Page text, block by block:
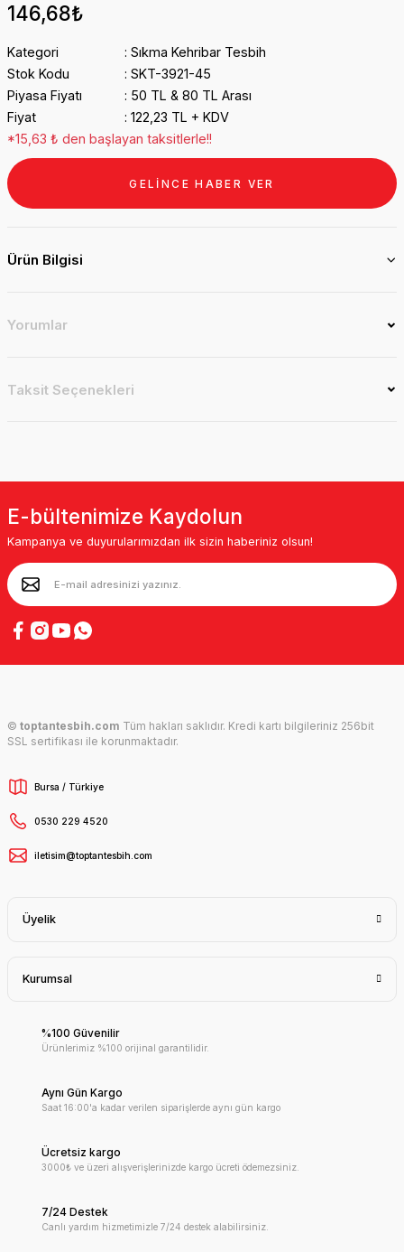
146,68₺
Kategori
Sıkma Kehribar Tesbih
Stok Kodu
SKT-3921-45
Piyasa Fiyatı
50 TL & 80 TL Arası
Fiyat
122,23 TL + KDV
*15,63 ₺ den başlayan taksitlerle!!
GELİNCE HABER VER
Ürün Bilgisi
Yorumlar
Taksit Seçenekleri
E-bültenimize Kaydolun
Kampanya ve duyurularımızdan ilk sizin haberiniz olsun!
© toptantesbih.com Tüm hakları saklıdır. Kredi kartı bilgileriniz 256bit
SSL sertifikası ile korunmaktadır.
Bursa / Türkiye
0530 229 4520
iletisim@toptantesbih.com
Üyelik
Kurumsal
%100 Güvenilir
Ürünlerimiz %100 orijinal garantilidir.
Aynı Gün Kargo
Saat 16:00'a kadar verilen siparişlerde aynı gün kargo
Ücretsiz kargo
3000₺ ve üzeri alışverişlerinizde kargo ücreti ödemezsiniz.
7/24 Destek
Canlı yardım hizmetimizle 7/24 destek alabilirsiniz.